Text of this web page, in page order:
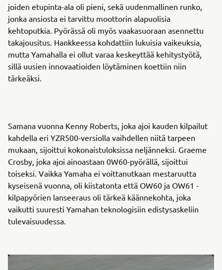
joiden etupinta-ala oli pieni, sekä uudenmallinen runko,
jonka ansiosta ei tarvittu moottorin alapuolisia
kehtoputkia. Pyörässä oli myös vaakasuoraan asennettu
takajousitus. Hankkeessa kohdattiin lukuisia vaikeuksia,
mutta Yamahalla ei ollut varaa keskeyttää kehitystyötä,
sillä uusien innovaatioiden löytäminen koettiin niin
tärkeäksi.
Samana vuonna Kenny Roberts, joka ajoi kauden kilpailut
kahdella eri YZR500-versiolla vaihdellen niitä tarpeen
mukaan, sijoittui kokonaistuloksissa neljänneksi. Graeme
Crosby, joka ajoi ainoastaan 0W60-pyörällä, sijoittui
toiseksi. Vaikka Yamaha ei voittanutkaan mestaruutta
kyseisenä vuonna, oli kiistatonta että OW60 ja OW61 -
kilpapyörien lanseeraus oli tärkeä käännekohta, joka
vaikutti suuresti Yamahan teknologisiin edistysaskeliin
tulevaisuudessa.